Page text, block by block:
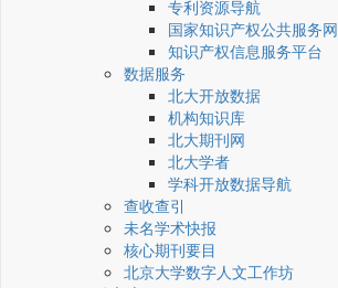
专利资源导航
国家知识产权公共服务网
知识产权信息服务平台
数据服务
北大开放数据
机构知识库
北大期刊网
北大学者
学科开放数据导航
查收查引
未名学术快报
核心期刊要目
北京大学数字人文工作坊